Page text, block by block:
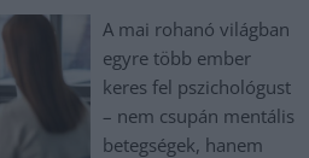
A mai rohanó világban
egyre több ember
keres fel pszichológust
– nem csupán mentális
betegségek, hanem